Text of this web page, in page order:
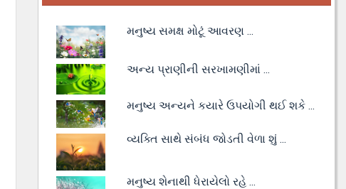
મનુષ્ય સમક્ષ મોટૂં આવરણ ...
અન્ય પ્રાણીની સરખામણીમાં ...
મનુષ્ય અન્યને કયારે ઉપયોગી થઈ શકે ...
વ્યક્તિ સાથે સંબંધ જોડતી વેળા શું ...
મનુષ્ય શેનાથી ધેરાયેલો રહે ...